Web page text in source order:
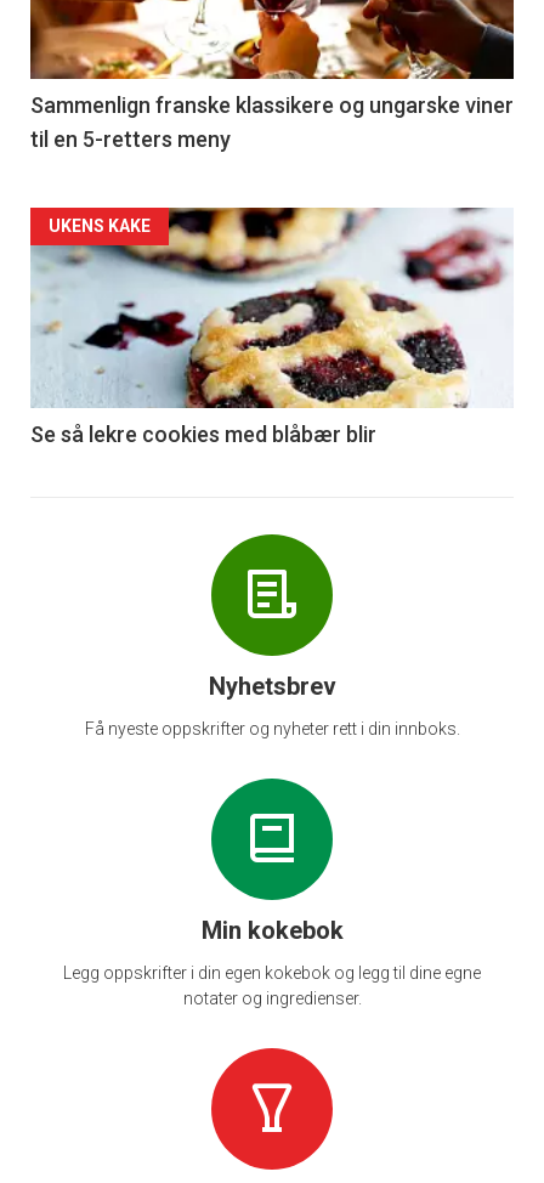
-
5
Sammenlign franske klassikere og ungarske viner
til en 5-retters meny
Forsiden
akkurat
nå
6
UKENS KAKE
Se så lekre cookies med blåbær blir
Nyhetsbrev
Få nyeste oppskrifter og nyheter rett i din innboks.
Min kokebok
Legg oppskrifter i din egen kokebok og legg til dine egne
notater og ingredienser.